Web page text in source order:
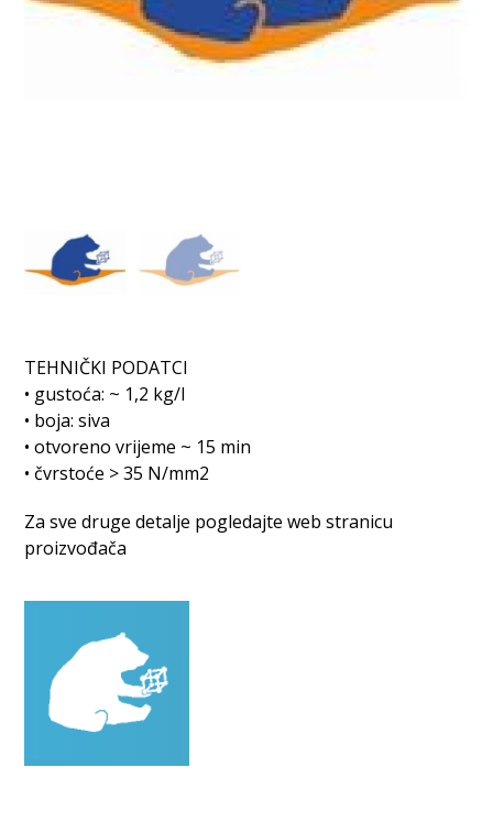
TEHNIČKI PODATCI
• gustoća: ~ 1,2 kg/l
• boja: siva
• otvoreno vrijeme ~ 15 min
• čvrstoće > 35 N/mm2
Za sve druge detalje pogledajte web stranicu
proizvođača